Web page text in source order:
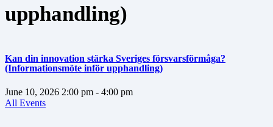
upphandling)
Kan din innovation stärka Sveriges försvarsförmåga?
(Informationsmöte inför upphandling)
June 10, 2026 2:00 pm - 4:00 pm
All Events